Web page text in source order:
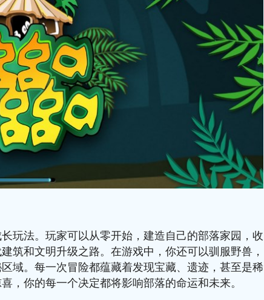
玩法。玩家可以从零开始，建造自己的部落家园，收
筑和文明升级之路。在游戏中，你还可以驯服野兽，
域。每一次冒险都蕴藏着发现宝藏、遗迹，甚至是稀
，你的每一个决定都将影响部落的命运和未来。